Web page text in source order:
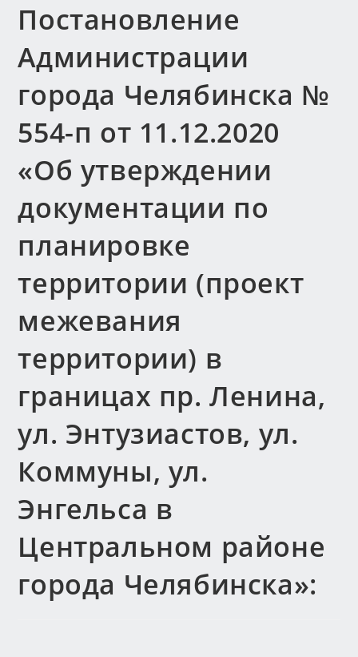
Постановление
Администрации
города Челябинска №
554-п от 11.12.2020
«Об утверждении
документации по
планировке
территории (проект
межевания
территории) в
границах пр. Ленина,
ул. Энтузиастов, ул.
Коммуны, ул.
Энгельса в
Центральном районе
города Челябинска»: